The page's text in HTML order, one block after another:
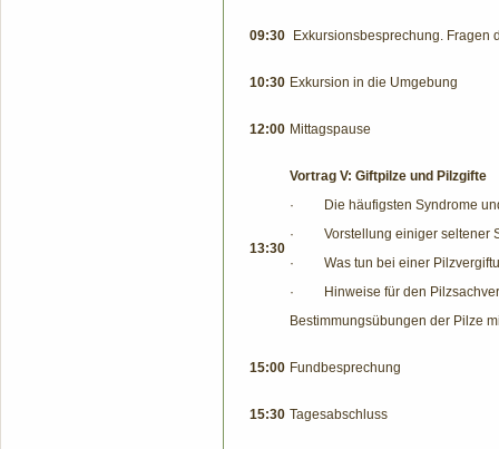
09:30 Exkursionsbesprechung. Fragen
10:30 Exkursion in die Umgebung
12:00 Mittagspause
13:30
Vortrag V: Giftpilze und Pilzgifte
· Die häufigsten Syndrome
· Vorstellung einiger seltener
· Was tun bei einer
· Hinweise für den
Bestimmungsübungen der Pilze
15:00 Fundbesprechung
15:30 Tagesabschluss